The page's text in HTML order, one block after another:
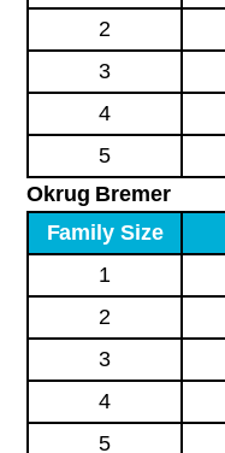
2
3
4
5
Okrug Bremer
Family Size
1
2
3
4
5